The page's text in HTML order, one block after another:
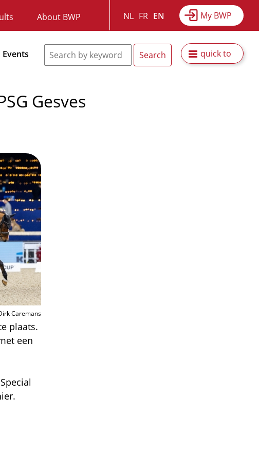
My BWP
NL FR EN
About BWP
Events quick to
Gesves
Caremans
plaats.
een